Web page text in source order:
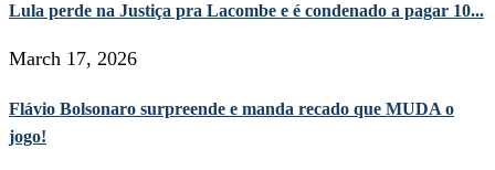
Lula perde na Justiça pra Lacombe e é condenado a pagar 10...
March 17, 2026
Flávio Bolsonaro surpreende e manda recado que MUDA o
jogo!